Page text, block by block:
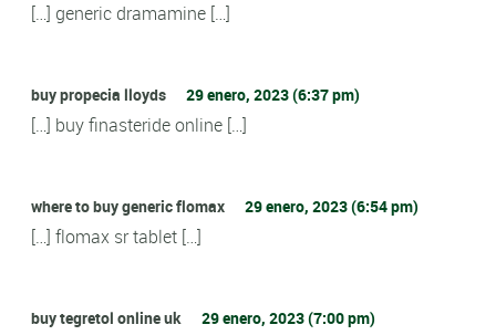
[…] generic dramamine […]
buy propecia lloyds 29 enero, 2023 (6:37 pm)
[…] buy finasteride online […]
where to buy generic flomax 29 enero, 2023 (6:54 pm)
[…] flomax sr tablet […]
buy tegretol online uk 29 enero, 2023 (7:00 pm)